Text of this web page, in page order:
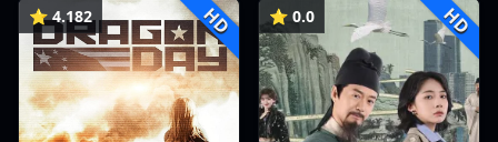
⭐ 4.182 HD ⭐ 0.0 HD